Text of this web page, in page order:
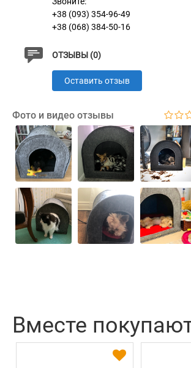
+38 (093) 354-96-49
+38 (068) 384-50-16
ОТЗЫВЫ (0)
Оставить отзыв
Фото и видео отзывы
Вместе